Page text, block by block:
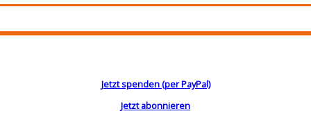
Jetzt spenden (per PayPal)
Jetzt abonnieren